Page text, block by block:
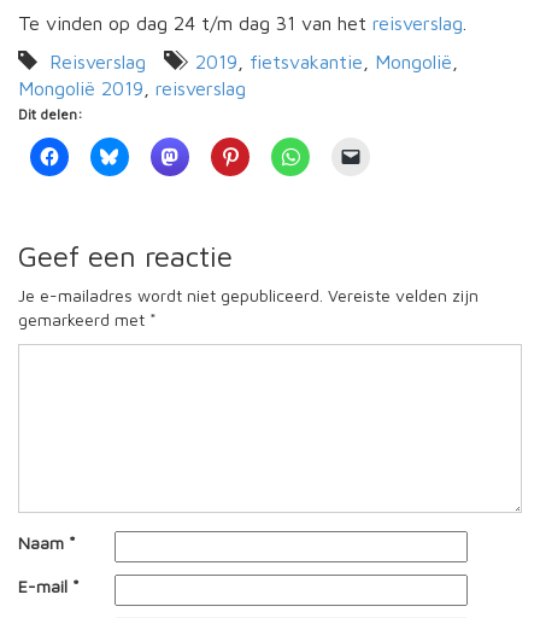
Te vinden op dag 24 t/m dag 31 van het reisverslag
Reisverslag
2019 fietsvakantie Mongolië
Mongolië 2019
reisverslag
Dit delen:
Geef een reactie
Je e-mailadres wordt niet gepubliceerd. Vereiste velden zijn
gemarkeerd met *
Naam *
E-mail *